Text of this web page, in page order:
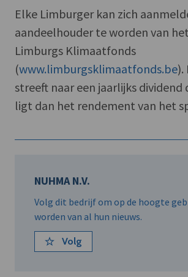
Elke Limburger kan zich
aandeelhouder te worden van
Limburgs Klimaatfonds
(www.limburgsklimaatfonds.be).
streeft naar een jaarlijks dividend
ligt dan het rendement van het
NUHMA N.V.
Volg dit bedrijf om op de hoogte
worden van al hun nieuws.
Volg